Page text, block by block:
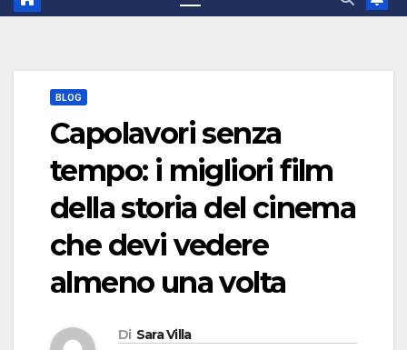
BLOG
Capolavori senza
tempo: i migliori film
della storia del cinema
che devi vedere
almeno una volta
Di Sara Villa